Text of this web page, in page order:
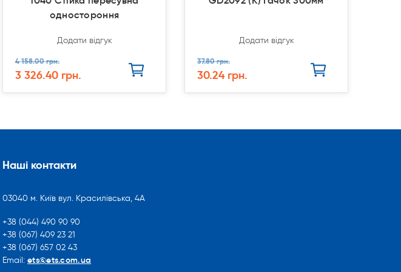
одностороння
Додати відгук
4 158.00 грн.
3 326.40 грн.
Додати відгук
37.80 грн.
30.24 грн.
Наші контакти
03040 м. Київ вул. Красилівська, 4А
+38 (044) 490 90 90
+38 (067) 409 23 21
+38 (067) 657 02 43
Email: ets@ets.com.ua